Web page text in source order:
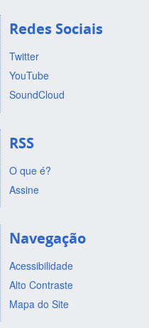
Redes Sociais
Twitter
YouTube
SoundCloud
RSS
O que é?
Assine
Navegação
Acessibilidade
Alto Contraste
Mapa do Site